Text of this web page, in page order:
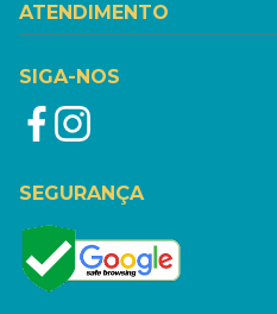
ATENDIMENTO
SIGA-NOS
SEGURANÇA